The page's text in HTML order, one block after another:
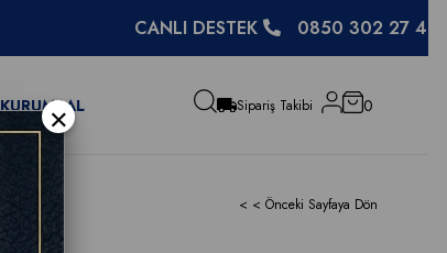
CANLI DESTEK 0850 302 27 48
KURUMSAL Sipariş Takibi 0
< < Önceki Sayfaya Dön
×